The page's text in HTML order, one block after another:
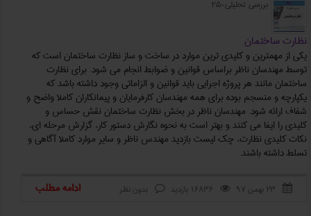
بررسی تحلیلی-25
نظارت ساختمان
یکی از مهمترین و کلیدی ترین موارد در ساخت و ساز نظارت ساختمان است که
توسط مهندسان ناظر براساس قوانین و ضوابط انجام می شود. برای نظارت
ساختمان مانند هر پروژه اجرایی باید قوانین و الزاماتی وجود داشته باشد که
یکپارچه و منسجم بوده برای همه مهندسان کارفرمایان و پیمانکاران کاملا واضح و
شفاف ارائه شود. مهندسان ناظر در بخش نظارت ساختمان نقش حساس و
کلیدی را ایفا می کنند و بهتر است به نحوه نگارش دستور کار، گزارش مرحله ای،
نکات کلیدی نظارت، چک لیست بازدید مهندس ناظر و سایر موارد کاملا آگاهی و
تسلط داشته باشند.
 ۲۳ بهمن ۹۷  16836 بازدید  بدون نظر ادامه مطلب